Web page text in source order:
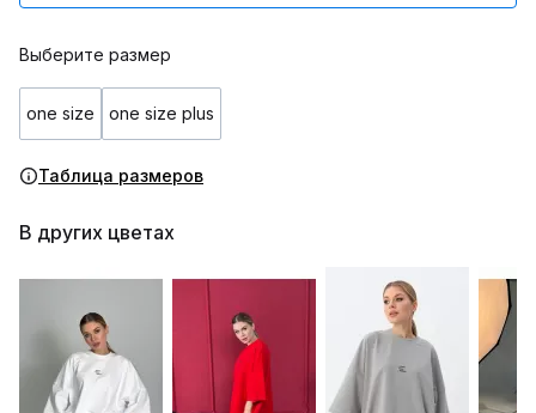
Выберите размер
one size one size plus
Таблица размеров
В других цветах